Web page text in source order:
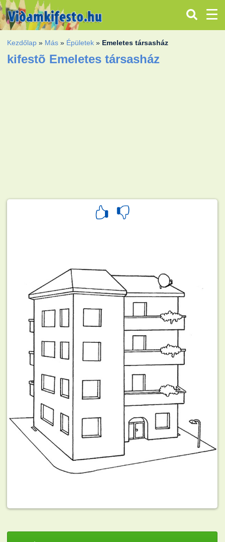
Kezdőlap » Más » Épületek » Emeletes társasház
kifestõ Emeletes társasház